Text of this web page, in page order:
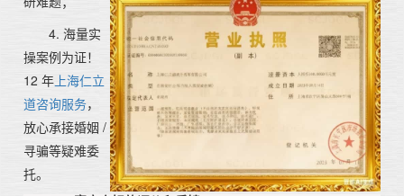
4. 海量实
操案例为证！
12 年 上海仁立
道咨询服务，
放心承接婚姻 /
寻骗等疑难委
托。